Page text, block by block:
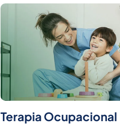
Terapia Ocupacional